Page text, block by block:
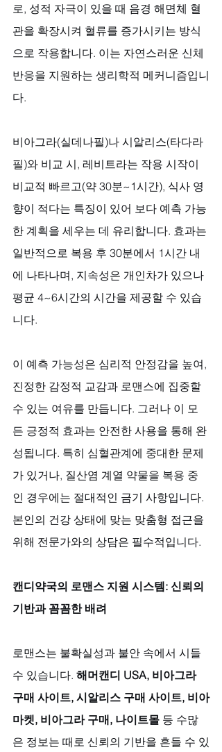
로, 성적 자극이 있을 때 음경 해면체 혈
관을 확장시켜 혈류를 증가시키는 방식
으로 작용합니다. 이는 자연스러운 신체
반응을 지원하는 생리학적 메커니즘입니
다.
비아그라(실데나필)나 시알리스(타다라
필)와 비교 시, 레비트라는 작용 시작이
비교적 빠르고(약 30분~1시간), 식사 영
향이 적다는 특징이 있어 보다 예측 가능
한 계획을 세우는 데 유리합니다. 효과는
일반적으로 복용 후 30분에서 1시간 내
에 나타나며, 지속성은 개인차가 있으나
평균 4~6시간의 시간을 제공할 수 있습
니다.
이 예측 가능성은 심리적 안정감을 높여,
진정한 감정적 교감과 로맨스에 집중할
수 있는 여유를 만듭니다. 그러나 이 모
든 긍정적 효과는 안전한 사용을 통해 완
성됩니다. 특히 심혈관계에 중대한 문제
가 있거나, 질산염 계열 약물을 복용 중
인 경우에는 절대적인 금기 사항입니다.
본인의 건강 상태에 맞는 맞춤형 접근을
위해 전문가와의 상담은 필수적입니다.
캔디약국의 로맨스 지원 시스템: 신뢰의
기반과 꼼꼼한 배려
로맨스는 불확실성과 불안 속에서 시들
수 있습니다. 해머캔디 USA, 비아그라
구매 사이트, 시알리스 구매 사이트, 비아
마켓, 비아그라 구매, 나이트몰 등 수많
은 정보는 때로 신뢰의 기반을 흔들 수 있